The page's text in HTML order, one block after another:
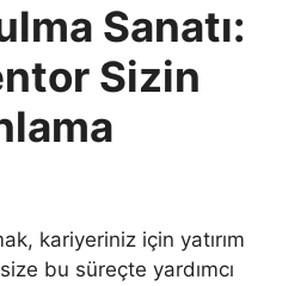
Sanatı:
Sizin
kariyeriniz için yatırım
bu süreçte yardımcı